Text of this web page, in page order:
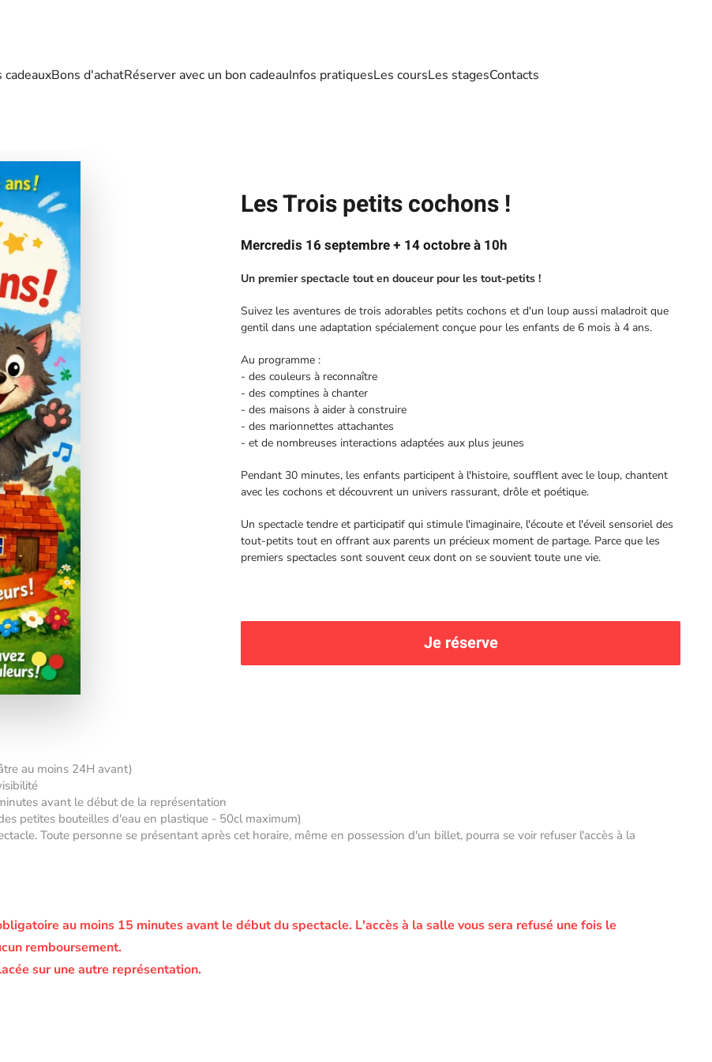
cadeauxBons d'achatRéserver avec un bon cadeauInfos pratiquesLes coursLes stagesContacts
Les Trois petits cochons !
Mercredis 16 septembre + 14 octobre à 10h
Un premier spectacle tout en douceur pour les tout-petits !
Suivez les aventures de trois adorables petits cochons et d'un loup aussi maladroit que
gentil dans une adaptation spécialement conçue pour les enfants de 6 mois à 4 ans.
Au programme :
- des couleurs à reconnaître
- des comptines à chanter
- des maisons à aider à construire
- des marionnettes attachantes
- et de nombreuses interactions adaptées aux plus jeunes
Pendant 30 minutes, les enfants participent à l'histoire, soufflent avec le loup, chantent
avec les cochons et découvrent un univers rassurant, drôle et poétique.
Un spectacle tendre et participatif qui stimule l'imaginaire, l'écoute et l'éveil sensoriel des
tout-petits tout en offrant aux parents un précieux moment de partage. Parce que les
premiers spectacles sont souvent ceux dont on se souvient toute une vie.
Je réserve
au moins 24H avant)
avant le début de la représentation
petites bouteilles d'eau en plastique - 50cl maximum)
Toute personne se présentant après cet horaire, même en possession d'un billet, pourra se voir refuser l'accès à la
au moins 15 minutes avant le début du spectacle. L'accès à la salle vous sera refusé une fois le
remboursement.
sur une autre représentation.